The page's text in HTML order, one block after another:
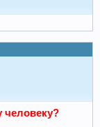
человеку?